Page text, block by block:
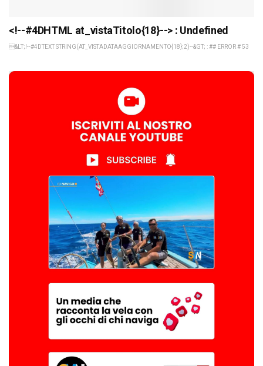
<!--#4DHTML at_vistaTitolo{18}--> : Undefined
&LT;!--#4DTEXT STRING(AT_VISTADATAAGGIORNAMENTO{18};2)--&GT; : ## ERROR # 53